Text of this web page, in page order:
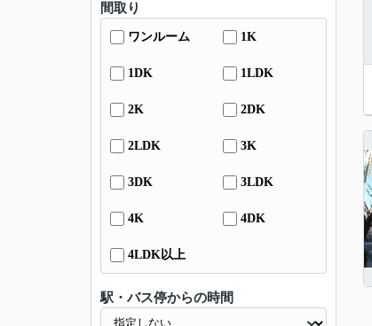
間取り
ワンルーム 1K
1DK 1LDK
2K 2DK
2LDK 3K
3DK 3LDK
4K 4DK
4LDK以上
駅・バス停からの時間